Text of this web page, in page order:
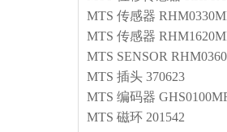
MTS 传感器
MTS 传感器
MTS SENSOR
MTS 插头 370623
MTS 编码器
MTS 磁环 201542